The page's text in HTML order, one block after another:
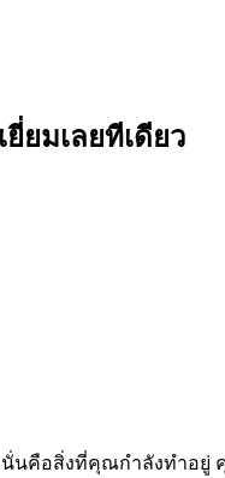
ยมเลยทีเดียว
นคือสิ่งที่คุณกำลังทำอยู่